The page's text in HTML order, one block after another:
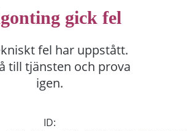
gick fel
fel har uppstått.
till tjänsten och prova
igen.
ID: